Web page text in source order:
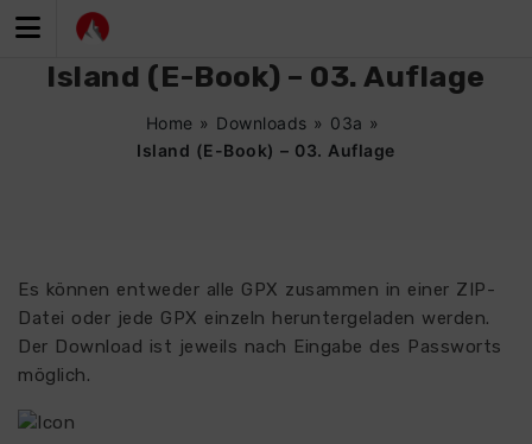
Inhalt
Island (E-Book) – 03. Auflage
Home » Downloads » 03a »
Island (E-Book) – 03. Auflage
Es können entweder alle GPX zusammen in einer ZIP-
Datei oder jede GPX einzeln heruntergeladen werden.
Der Download ist jeweils nach Eingabe des Passworts
möglich.